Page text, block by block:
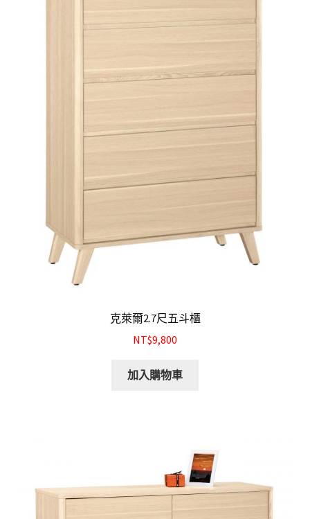
克萊爾2.7尺五斗櫃
NT$9,800
加入購物車